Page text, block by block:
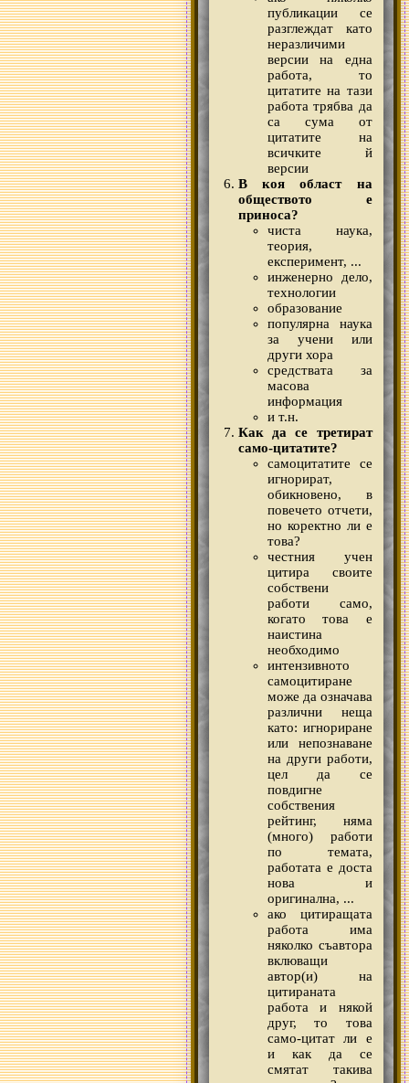
публикации се
разглеждат като
неразличими
версии на една
работа, то
цитатите на тази
работа трябва да
са сума от
цитатите на
всичките й
версии
В коя област на
обществото е
приноса?
чиста наука,
теория,
експеримент, ...
инженерно дело,
технологии
образование
популярна наука
за учени или
други хора
средствата за
масова
информация
и т.н.
Как да се третират
само-цитатите?
самоцитатите се
игнорират,
обикновено, в
повечето отчети,
но коректно ли е
това?
честния учен
цитира своите
собствени
работи само,
когато това е
наистина
необходимо
интензивното
самоцитиране
може да означава
различни неща
като: игнориране
или непознаване
на други работи,
цел да се
повдигне
собствения
рейтинг, няма
(много) работи
по темата,
работата е доста
нова и
оригинална, ...
ако цитиращата
работа има
няколко съавтора
вклюващи
автор(и) на
цитираната
работа и някой
друг, то това
само-цитат ли е
и как да се
смятат такива